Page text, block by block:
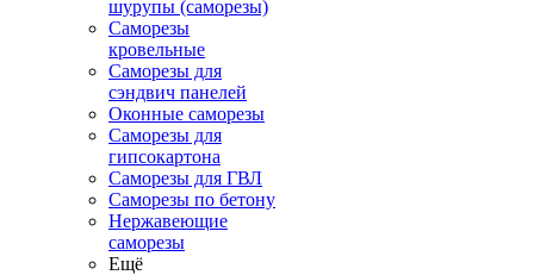
шурупы (саморезы)
Саморезы
кровельные
Саморезы для
сэндвич панелей
Оконные саморезы
Саморезы для
гипсокартона
Саморезы для ГВЛ
Саморезы по бетону
Нержавеющие
саморезы
Ещё